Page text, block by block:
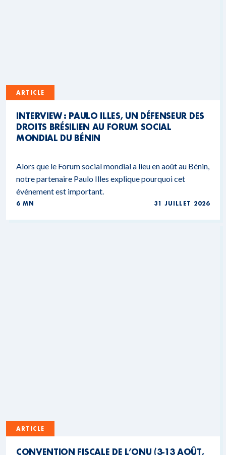
ARTICLE
INTERVIEW : PAULO ILLES, UN DÉFENSEUR DES
DROITS BRÉSILIEN AU FORUM SOCIAL
MONDIAL DU BÉNIN
Alors que le Forum social mondial a lieu en août au Bénin,
notre partenaire Paulo Illes explique pourquoi cet
événement est important.
6 MN 31 JUILLET 2026
ARTICLE
CONVENTION FISCALE DE L’ONU (3-13 AOÛT,